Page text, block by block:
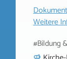
Weitere
#Bildung